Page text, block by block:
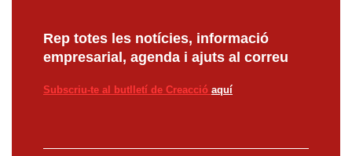
Rep totes les notícies, informació
empresarial, agenda i ajuts al correu
Subscriu-te al butlletí de Creacció aquí